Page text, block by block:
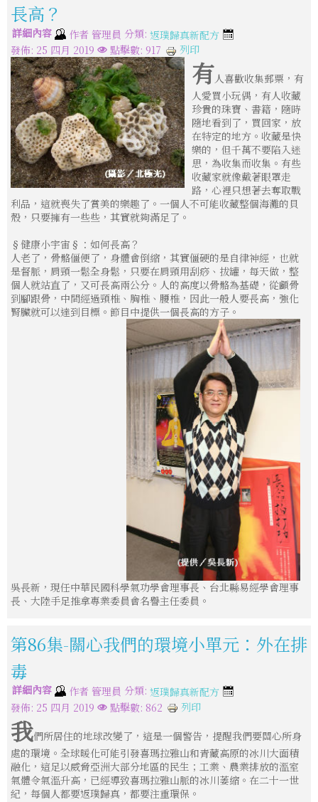
長高？
詳細內容 作者 管理員 分類: 返璞歸真新配方
發佈: 25 四月 2019
點擊數: 917 列印
有人喜歡收集郵票，有
人愛買小玩偶，有人收藏
珍貴的珠寶、書籍，隨時
隨地看到了，買回家，放
在特定的地方。收藏是快
樂的，但千萬不要陷入迷
思，為收集而收集。有些
收藏家就像戴著眼罩走
路，心裡只想著去奪取戰
利品，這就喪失了賞美的樂趣了。一個人不可能收藏整個海灘的貝
殼，只要擁有一些些，其實就夠滿足了。
§健康小宇宙§：如何長高？
人老了，骨骼僵便了，身體會倒縮，其實僵硬的是自律神經，也就
是督脈，肩頸一鬆全身鬆，只要在肩頸用刮痧、拔罐，每天做，整
個人就站直了，又可長高兩公分。人的高度以骨骼為基礎，從顱骨
到腳跟骨，中間經過頸椎、胸椎、腰椎，因此一般人要長高，強化
腎臟就可以達到目標。節目中提供一個長高的方子。
吳長新，現任中華民國科學氣功學會理事長、台北縣易經學會理事
長、大陸手足推拿專業委員會名譽主任委員。
第86集-關心我們的環境小單元：外在排
毒
詳細內容 作者 管理員 分類: 返璞歸真新配方
發佈: 25 四月 2019
點擊數: 862 列印
我們所居住的地球改變了，這是一個警告，提醒我們要關心所身
處的環境。全球暖化可能引發喜瑪拉雅山和青藏高原的冰川大面積
融化，這足以威脅亞洲大部分地區的民生；工業、農業排放的溫室
氣體令氣溫升高，已經導致喜瑪拉雅山脈的冰川萎縮。在二十一世
紀，每個人都要返璞歸真，都要注重環保。